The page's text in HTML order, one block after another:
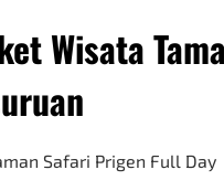
Wisata